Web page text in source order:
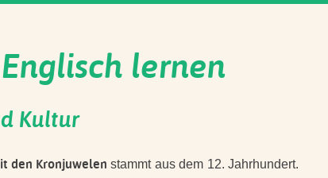
lernen
Kultur
den Kronjuwelen stammt aus dem 12. Jahrhundert.